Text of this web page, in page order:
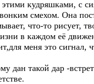
этими кудряшками, с
смехом. Она
что-то рисует,
в каждом её
меня это сигнал,
дан такой дар -